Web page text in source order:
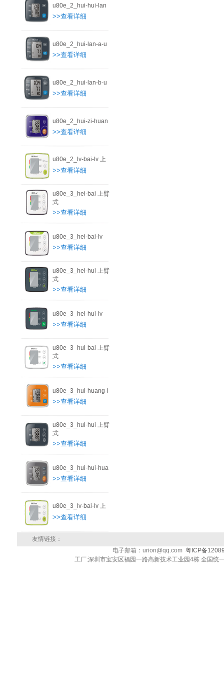
u80e_2_hui-hui-lan
>>查看详细
u80e_2_hui-lan-a-u
>>查看详细
u80e_2_hui-lan-b-u
>>查看详细
u80e_2_hui-zi-huan
>>查看详细
u80e_2_lv-bai-lv 上
>>查看详细
u80e_3_hei-bai 上臂
式
>>查看详细
u80e_3_hei-bai-lv
>>查看详细
u80e_3_hei-hui 上臂
式
>>查看详细
u80e_3_hei-hui-lv
>>查看详细
u80e_3_hui-bai 上臂
式
>>查看详细
u80e_3_hui-huang-l
>>查看详细
u80e_3_hui-hui 上臂
式
>>查看详细
u80e_3_hui-hui-hua
>>查看详细
u80e_3_lv-bai-lv 上
>>查看详细
友情链接：
电子邮箱：urion@qq.com 粤ICP备
工厂:深圳市宝安区福园一路高新技术工业园4栋 全国